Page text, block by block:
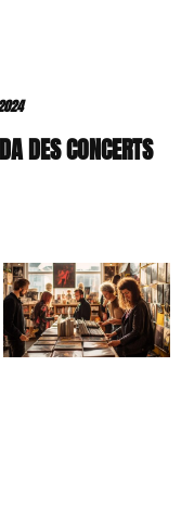
DES CONCERTS